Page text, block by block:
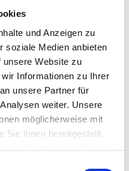
und Anzeigen zu
soziale Medien anbieten
unsere Website zu
Informationen zu Ihrer
unsere Partner für
weiter. Unsere
möglicherweise mit
Sie ihnen bereitgestellt
Ihrer Nutzung der Dienste
aus der Region. Unter
, Elchhamburger
Waffeln mit
oder mit
kannst du dies mit
Es dürfen jedoch nur
Elchpark-Shop
Fisch am